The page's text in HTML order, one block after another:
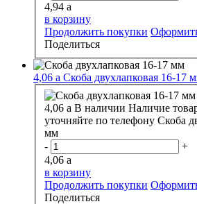
4,94 a
в корзину
Продолжить покупки
Поделиться
4,06 a Скоба двухлапковая 16-17
4,06 a В наличии Наличие
уточняйте по телефону Скоба
мм
-
+
4,06 a
в корзину
Продолжить покупки
Поделиться